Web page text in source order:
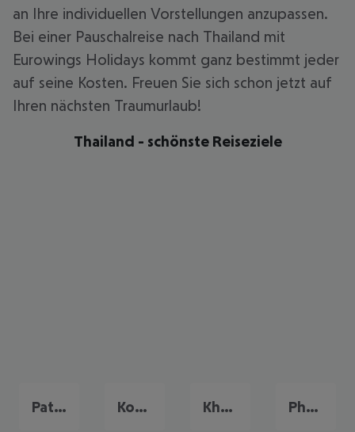
an Ihre individuellen Vorstellungen anzupassen.
Bei einer Pauschalreise nach Thailand mit
Eurowings Holidays kommt ganz bestimmt jeder
auf seine Kosten. Freuen Sie sich schon jetzt auf
Ihren nächsten Traumurlaub!
Thailand - schönste Reiseziele
Pattaya Koh Samui Khao Lak Phuket